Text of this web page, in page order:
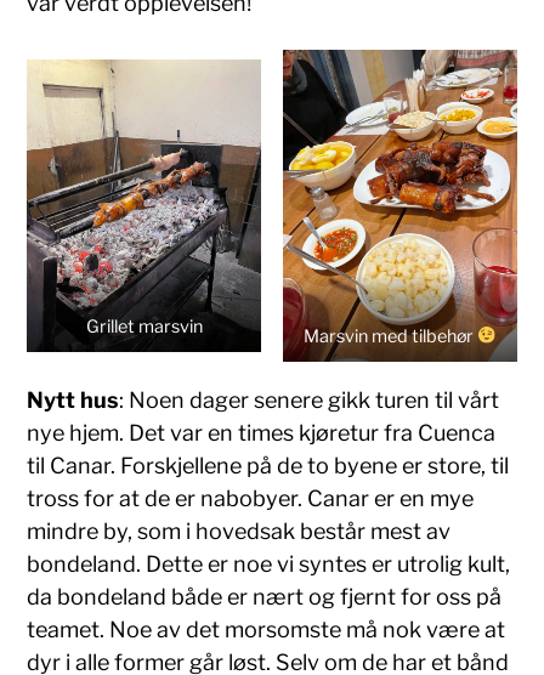
Grillet marsvin Marsvin med tilbehør
Nytt hus: Noen dager senere gikk turen til vårt
nye hjem. Det var en times kjøretur fra Cuenca
til Canar. Forskjellene på de to byene er store, til
tross for at de er nabobyer. Canar er en mye
mindre by, som i hovedsak består mest av
bondeland. Dette er noe vi syntes er utrolig kult,
da bondeland både er nært og fjernt for oss på
teamet. Noe av det morsomste må nok være at
dyr i alle former går løst. Selv om de har et bånd